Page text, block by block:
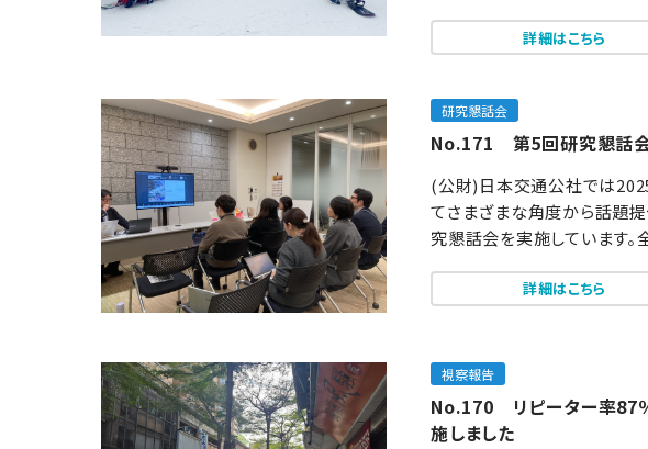
詳細はこちら
研究懇話会
No.171 第5回研究懇話会
(公財)日本交通公社では
てさまざまな角度から話題
究懇話会を実施しています
詳細はこちら
視察報告
No.170 リピーター率87
施しました